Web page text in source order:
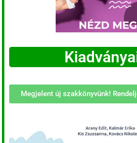
Megjelent új szakkönyvünk!